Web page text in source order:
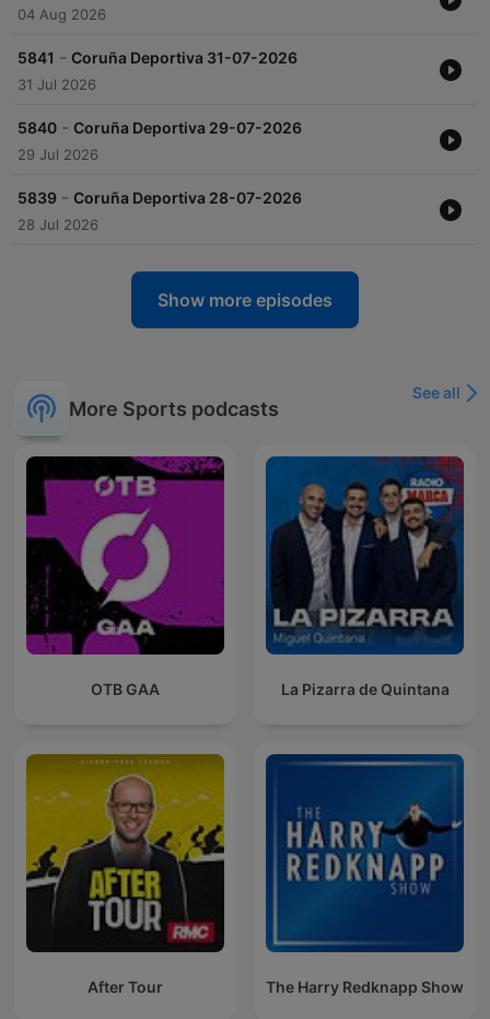
04 Aug 2026
5841 - Coruña Deportiva 31-07-2026
31 Jul 2026
5840 - Coruña Deportiva 29-07-2026
29 Jul 2026
5839 - Coruña Deportiva 28-07-2026
28 Jul 2026
Show more episodes
More Sports podcasts
See all
OTB GAA La Pizarra de Quintana
After Tour The Harry Redknapp Show